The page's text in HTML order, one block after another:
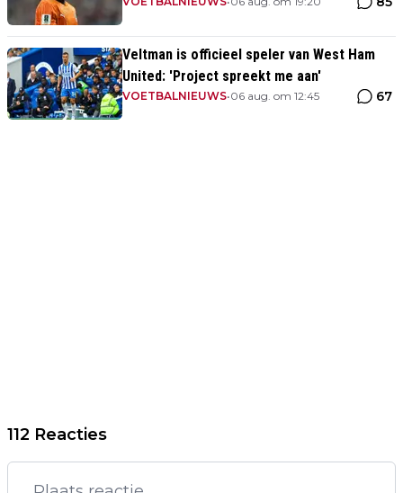
Veltman is officieel speler van West Ham
United: 'Project spreekt me aan'
VOETBALNIEUWS•06 aug. om 12:45 67
112 Reacties